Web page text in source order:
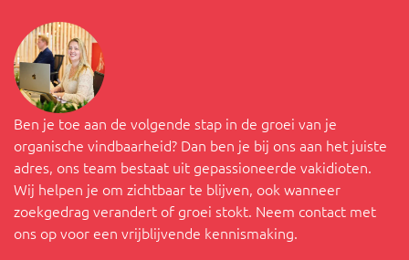
Ben je toe aan de volgende stap in de groei van je
organische vindbaarheid? Dan ben je bij ons aan het juiste
adres, ons team bestaat uit gepassioneerde vakidioten.
Wij helpen je om zichtbaar te blijven, ook wanneer
zoekgedrag verandert of groei stokt. Neem contact met
ons op voor een vrijblijvende kennismaking.